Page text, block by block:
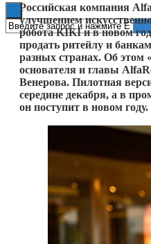
Российская компания
улучшением
робота KIKI и в новом
продать ритейлу и
разных странах. Об этом
основателя и главы
Венерова. Пилотная
середине декабря, а в
он поступит в новом году.